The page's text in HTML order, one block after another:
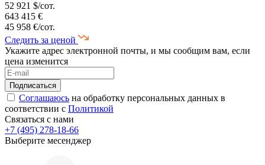
52 921 $/сот.
643 415 €
45 958 €/сот.
Следить за ценой
Укажите адрес электронной почты, и мы сообщим вам, если
цена изменится
Соглашаюсь на обработку персональных данных в
соответствии с Политикой
Связаться с нами
+7 (495) 278-18-66
Выберите месенджер